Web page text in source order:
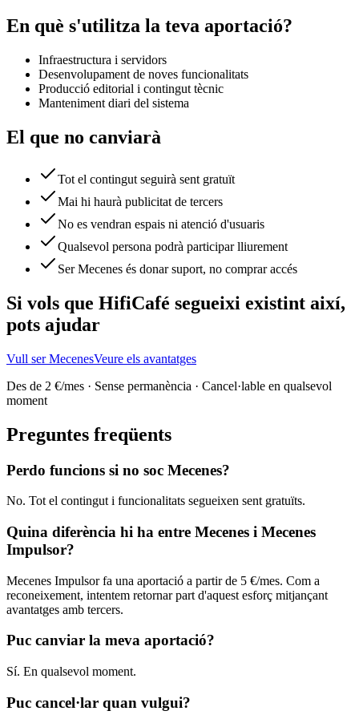
En què s'utilitza la teva aportació?
Infraestructura i servidors
Desenvolupament de noves funcionalitats
Producció editorial i contingut tècnic
Manteniment diari del sistema
El que no canviarà
Tot el contingut seguirà sent gratuït
Mai hi haurà publicitat de tercers
No es vendran espais ni atenció d'usuaris
Qualsevol persona podrà participar lliurement
Ser Mecenes és donar suport, no comprar accés
Si vols que HifiCafé segueixi existint així,
pots ajudar
Vull ser MecenesVeure els avantatges
Des de 2 €/mes · Sense permanència · Cancel·lable en qualsevol
moment
Preguntes freqüents
Perdo funcions si no soc Mecenes?
No. Tot el contingut i funcionalitats segueixen sent gratuïts.
Quina diferència hi ha entre Mecenes i Mecenes
Impulsor?
Mecenes Impulsor fa una aportació a partir de 5 €/mes. Com a
reconeixement, intentem retornar part d'aquest esforç mitjançant
avantatges amb tercers.
Puc canviar la meva aportació?
Sí. En qualsevol moment.
Puc cancel·lar quan vulgui?